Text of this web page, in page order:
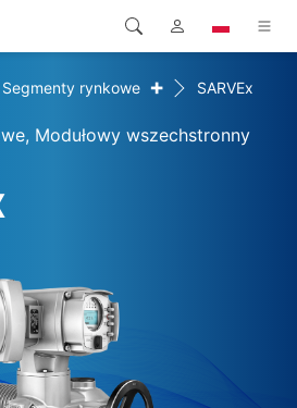
Segmenty rynkowe + SARVEx
Modułowy wszechstronny